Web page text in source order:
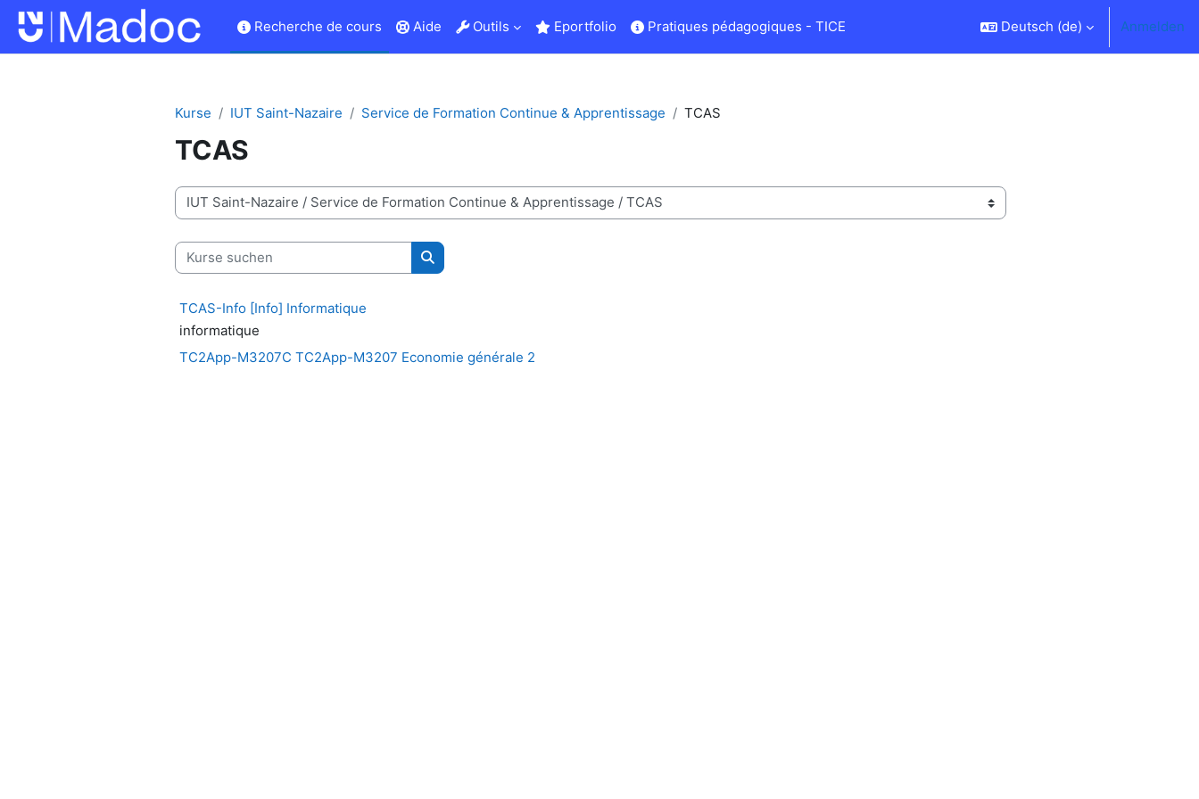
Zum Hauptinhalt
Recherche de cours
Aide Outils Eportfolio Pratiques pédagogiques - TICE Deutsch ‎(de)‎ Anmelden
Kurse IUT Saint-Nazaire Service de Formation Continue & Apprentissage TCAS
TCAS
Kursbereiche
Kurse suchen
Kurse suchen
TCAS-Info [Info] Informatique
informatique
TC2App-M3207C TC2App-M3207 Economie générale 2